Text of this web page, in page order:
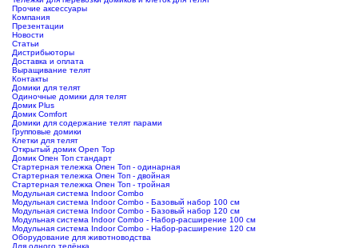
Прочие аксессуары
Компания
Презентации
Новости
Статьи
Дистрибьюторы
Доставка и оплата
Выращивание телят
Контакты
Домики для телят
Одиночные домики для телят
Домик Plus
Домик Comfort
Домики для содержание телят парами
Групповые домики
Клетки для телят
Открытый домик Open Top
Домик Опен Топ стандарт
Стартерная тележка Опен Топ - одинарная
Стартерная тележка Опен Топ - двойная
Стартерная тележка Опен Топ - тройная
Модульная система Indoor Combo
Модульная система Indoor Combo - Базовый набор 100 см
Модульная система Indoor Combo - Базовый набор 120 см
Модульная система Indoor Combo - Набор-расширение 100 см
Модульная система Indoor Combo - Набор-расширение 120 см
Оборудование для животноводства
Для одного телёнка